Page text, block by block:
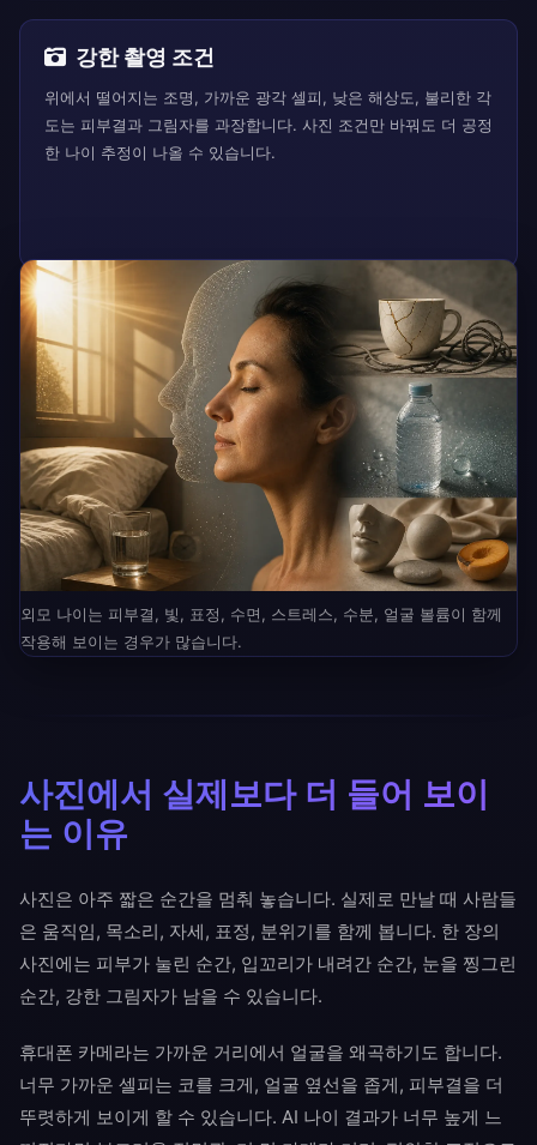
강한 촬영 조건
위에서 떨어지는 조명, 가까운 광각 셀피, 낮은 해상도, 불리한 각
도는 피부결과 그림자를 과장합니다. 사진 조건만 바꿔도 더 공정
한 나이 추정이 나올 수 있습니다.
외모 나이는 피부결, 빛, 표정, 수면, 스트레스, 수분, 얼굴 볼륨이 함께
작용해 보이는 경우가 많습니다.
사진에서 실제보다 더 들어 보이
는 이유
사진은 아주 짧은 순간을 멈춰 놓습니다. 실제로 만날 때 사람들
은 움직임, 목소리, 자세, 표정, 분위기를 함께 봅니다. 한 장의
사진에는 피부가 눌린 순간, 입꼬리가 내려간 순간, 눈을 찡그린
순간, 강한 그림자가 남을 수 있습니다.
휴대폰 카메라는 가까운 거리에서 얼굴을 왜곡하기도 합니다.
너무 가까운 셀피는 코를 크게, 얼굴 옆선을 좁게, 피부결을 더
뚜렷하게 보이게 할 수 있습니다. AI 나이 결과가 너무 높게 느